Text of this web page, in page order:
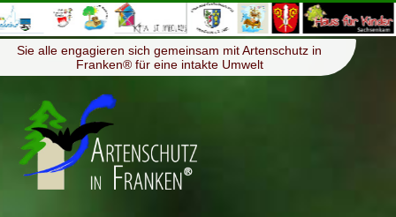
Menü ≡
Sie alle engagieren sich gemeinsam mit Artenschutz in
Franken® für eine intakte Umwelt